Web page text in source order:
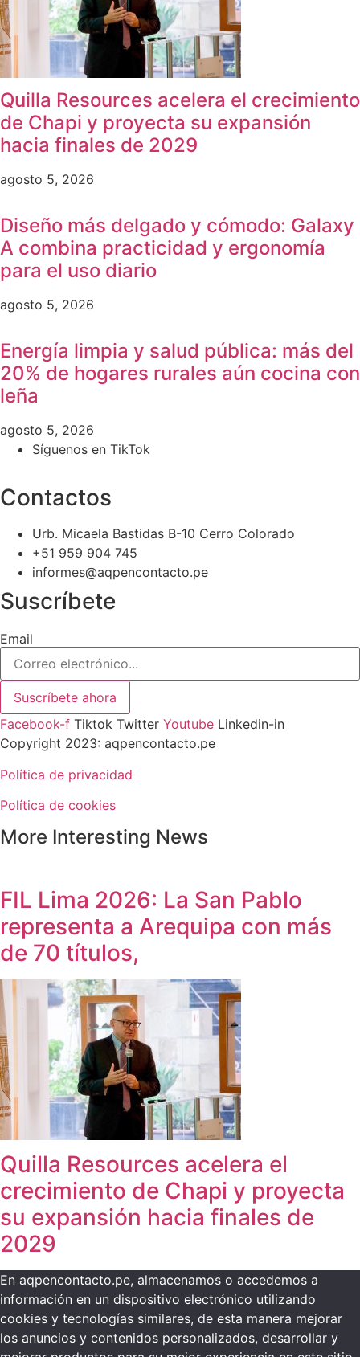
Quilla Resources acelera el crecimiento
de Chapi y proyecta su expansión
hacia finales de 2029
agosto 5, 2026
Diseño más delgado y cómodo: Galaxy
A combina practicidad y ergonomía
para el uso diario
agosto 5, 2026
Energía limpia y salud pública: más del
20% de hogares rurales aún cocina con
leña
agosto 5, 2026
Síguenos en TikTok
Contactos
Urb. Micaela Bastidas B-10 Cerro Colorado
+51 959 904 745
informes@aqpencontacto.pe
Suscríbete
Email
Suscríbete ahora
Facebook-f Tiktok Twitter Youtube Linkedin-in
Copyright 2023: aqpencontacto.pe
Política de privacidad
Política de cookies
More Interesting News
FIL Lima 2026: La San Pablo
representa a Arequipa con más
de 70 títulos,
Quilla Resources acelera el
crecimiento de Chapi y proyecta
su expansión hacia finales de
2029
En aqpencontacto.pe, almacenamos o accedemos a
información en un dispositivo electrónico utilizando
cookies y tecnologías similares, de esta manera mejorar
los anuncios y contenidos personalizados, desarrollar y